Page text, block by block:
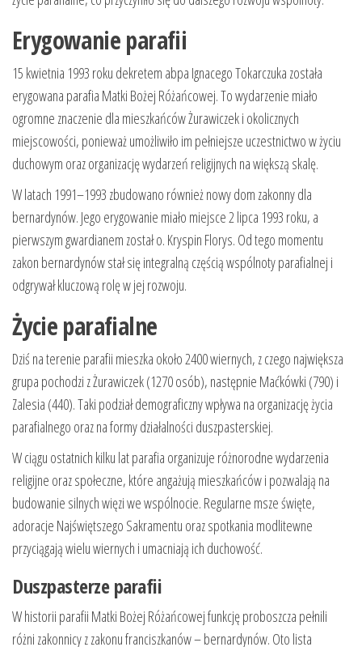
Erygowanie parafii
15 kwietnia 1993 roku dekretem abpa Ignacego Tokarczuka została
erygowana parafia Matki Bożej Różańcowej. To wydarzenie miało
ogromne znaczenie dla mieszkańców Żurawiczek i okolicznych
miejscowości, ponieważ umożliwiło im pełniejsze uczestnictwo w życiu
duchowym oraz organizację wydarzeń religijnych na większą skalę.
W latach 1991–1993 zbudowano również nowy dom zakonny dla
bernardynów. Jego erygowanie miało miejsce 2 lipca 1993 roku, a
pierwszym gwardianem został o. Kryspin Florys. Od tego momentu
zakon bernardynów stał się integralną częścią wspólnoty parafialnej i
odgrywał kluczową rolę w jej rozwoju.
Życie parafialne
Dziś na terenie parafii mieszka około 2400 wiernych, z czego największa
grupa pochodzi z Żurawiczek (1270 osób), następnie Maćkówki (790) i
Zalesia (440). Taki podział demograficzny wpływa na organizację życia
parafialnego oraz na formy działalności duszpasterskiej.
W ciągu ostatnich kilku lat parafia organizuje różnorodne wydarzenia
religijne oraz społeczne, które angażują mieszkańców i pozwalają na
budowanie silnych więzi we wspólnocie. Regularne msze święte,
adoracje Najświętszego Sakramentu oraz spotkania modlitewne
przyciągają wielu wiernych i umacniają ich duchowość.
Duszpasterze parafii
W historii parafii Matki Bożej Różańcowej funkcję proboszcza pełnili
różni zakonnicy z zakonu franciszkanów – bernardynów. Oto lista